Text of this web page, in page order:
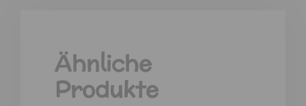
Ähnliche
Produkte